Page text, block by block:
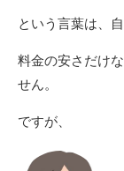
という言葉は、
料金の安さだけ
せん。
ですが、